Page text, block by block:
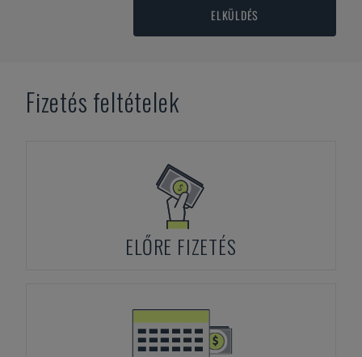
ELKÜLDÉS
Fizetés feltételek
ELŐRE FIZETÉS